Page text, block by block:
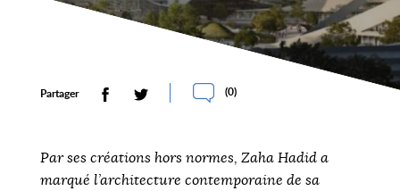
Partager (0)
Par ses créations hors normes, Zaha Hadid a
marqué l’architecture contemporaine de sa